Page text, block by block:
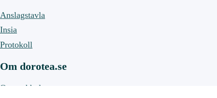
Anslagstavla
Insia
Protokoll
Om dorotea.se
Om webbplatsen